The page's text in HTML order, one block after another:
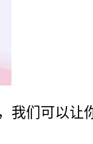
我们可以让